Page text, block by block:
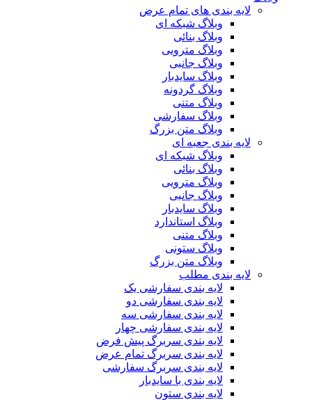
لایه بندی های تمام عرض
وبلاگ شبکه ای
وبلاگ بنائی
وبلاگ مترویی
وبلاگ جانبی
وبلاگ سایدبار
وبلاگ گردونه
وبلاگ متنی
وبلاگ سفارشی
وبلاگ متن بزرگ
لایه بندی جعبه ای
وبلاگ شبکه ای
وبلاگ بنائی
وبلاگ مترویی
وبلاگ جانبی
وبلاگ سایدبار
وبلاگ استاندارد
وبلاگ متنی
وبلاگ ستونی
وبلاگ متن بزرگ
لایه بندی مطلب
لایه بندی سفارشی یک
لایه بندی سفارشی دو
لایه بندی سفارشی سه
لایه بندی سفارشی چهار
لایه بندی سربرگ پیش فرض
لایه بندی سربرگ تمام عرض
لایه بندی سربرگ سفارشی
لایه بندی با سایدبار
لایه بندی ستون